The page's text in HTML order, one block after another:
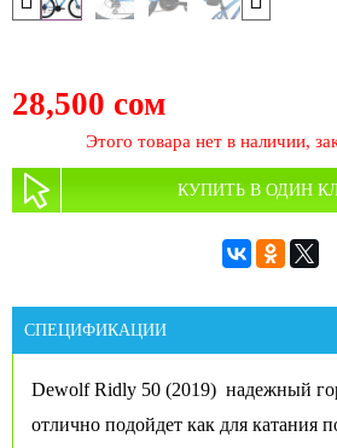
28,500 сом
Этого товара нет в наличии,
КУПИТЬ В ОДИН
СПЕЦИФИКАЦИИ
Dewolf Ridly 50 (2019) надежный
отлично подойдет как для катания